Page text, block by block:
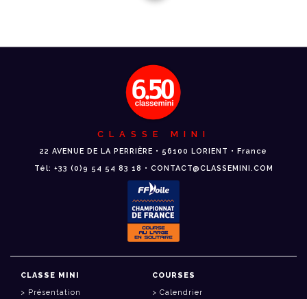
CLASSE MINI
22 AVENUE DE LA PERRIÈRE • 56100 LORIENT • France
Tél: +33 (0)9 54 54 83 18 • CONTACT@CLASSEMINI.COM
CLASSE MINI
Présentation
COURSES
Calendrier